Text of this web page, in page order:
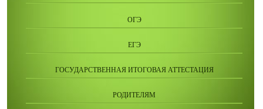
ОГЭ
ЕГЭ
ГОСУДАРСТВЕННАЯ ИТОГОВАЯ АТТЕСТАЦИЯ
РОДИТЕЛЯМ